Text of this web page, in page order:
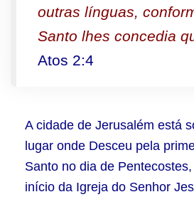
outras línguas,
Santo lhes concedia
Atos 2:4
A cidade de Jerusalém está
lugar onde Desceu pela
Santo no dia de
início da Igreja do Senhor